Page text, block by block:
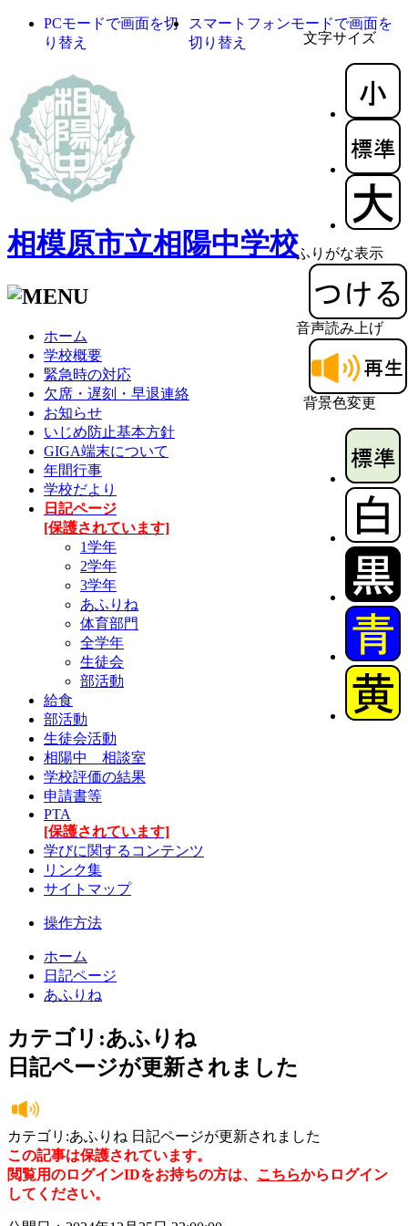
文字サイズ
ふりがな表示
音声読み上げ
背景色変更
PCモードで画面を切
り替え
スマートフォンモードで画面を
切り替え
相模原市立相陽中学校
ホーム
学校概要
緊急時の対応
欠席・遅刻・早退連絡
お知らせ
いじめ防止基本方針
GIGA端末について
年間行事
学校だより
日記ページ
[保護されています]
1学年
2学年
3学年
あふりね
体育部門
全学年
生徒会
部活動
給食
部活動
生徒会活動
相陽中 相談室
学校評価の結果
申請書等
PTA
[保護されています]
学びに関するコンテンツ
リンク集
サイトマップ
操作方法
ホーム
日記ページ
あふりね
カテゴリ:あふりね
日記ページが更新されました
カテゴリ:あふりね 日記ページが更新されました
この記事は保護されています。
閲覧用のログインIDをお持ちの方は、 こちらからログイン
してください。